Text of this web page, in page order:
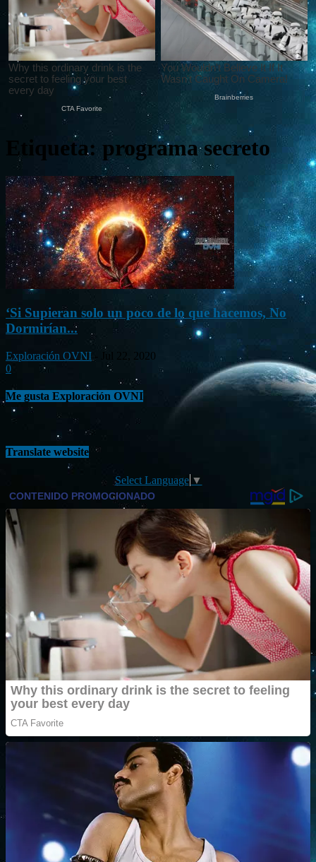
Etiqueta: programa secreto
‘Si Supieran solo un poco de lo que hacemos, No
Dormirían...
Exploración OVNI
Jul 22, 2020
0
Me gusta Exploración OVNI
Translate website
Select Language ▼